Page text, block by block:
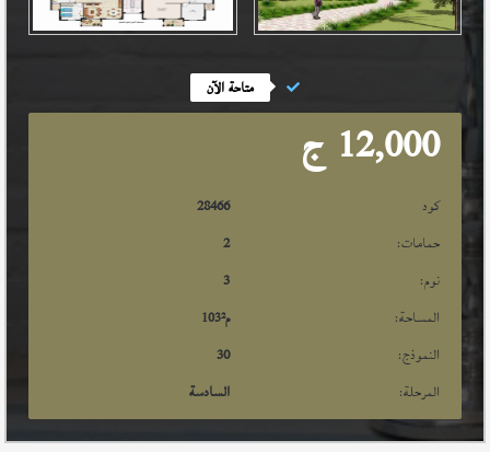
متاحة الآن
12,000 ج
كود
28466
حمامات:
2
نوم:
3
المساحة:
103م²
النموذج:
30
المرحلة:
السادسة